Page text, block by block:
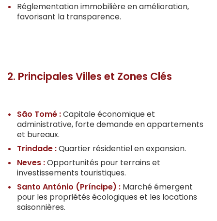
Réglementation immobilière en amélioration,
favorisant la transparence.
2. Principales Villes et Zones Clés
São Tomé :Capitale économique et
administrative, forte demande en appartements
et bureaux.
Trindade :Quartier résidentiel en expansion.
Neves :Opportunités pour terrains et
investissements touristiques.
Santo António (Príncipe) : Marché émergent
pour les propriétés écologiques et les locations
saisonnières.